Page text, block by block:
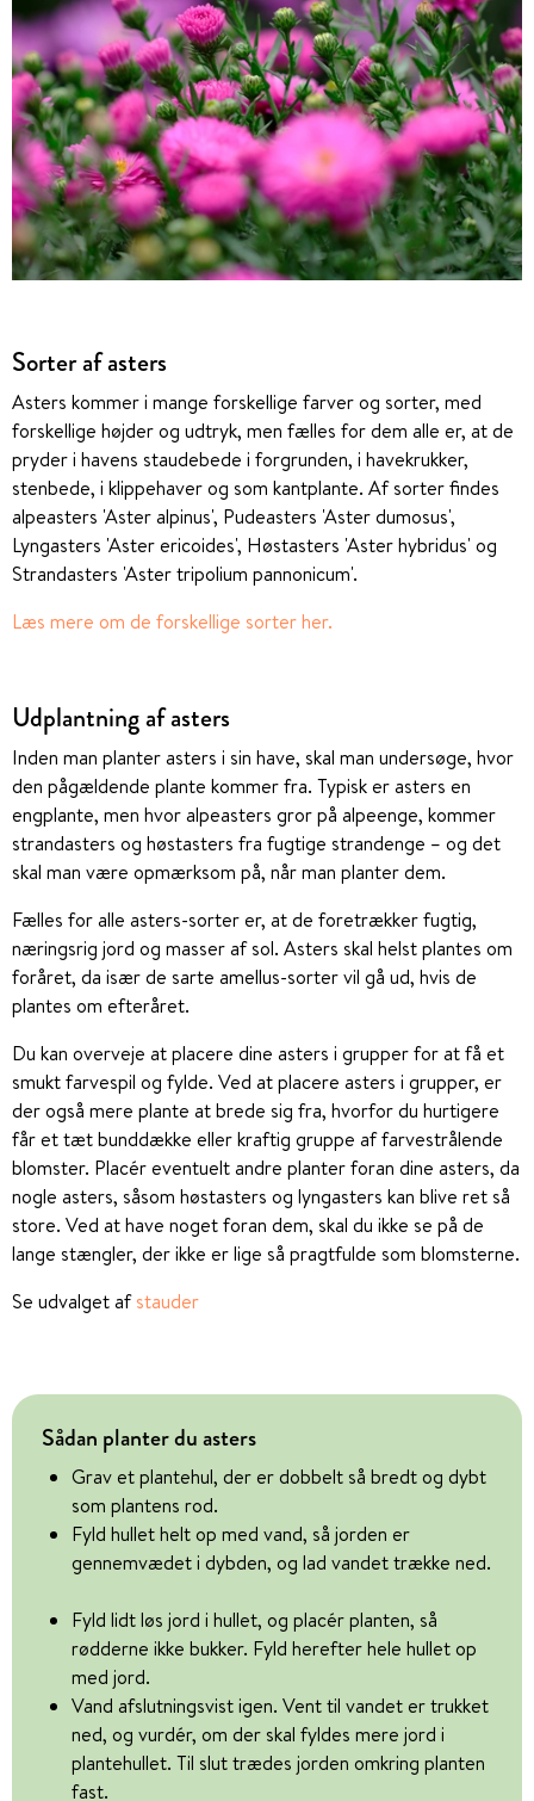
Sorter af asters
Asters kommer i mange forskellige farver og sorter, med
forskellige højder og udtryk, men fælles for dem alle er, at de
pryder i havens staudebede i forgrunden, i havekrukker,
stenbede, i klippehaver og som kantplante. Af sorter findes
alpeasters 'Aster alpinus', Pudeasters 'Aster dumosus',
Lyngasters 'Aster ericoides', Høstasters 'Aster hybridus' og
Strandasters 'Aster tripolium pannonicum'.
Læs mere om de forskellige sorter her.
Udplantning af asters
Inden man planter asters i sin have, skal man undersøge, hvor
den pågældende plante kommer fra. Typisk er asters en
engplante, men hvor alpeasters gror på alpeenge, kommer
strandasters og høstasters fra fugtige strandenge – og det
skal man være opmærksom på, når man planter dem.
Fælles for alle asters-sorter er, at de foretrækker fugtig,
næringsrig jord og masser af sol. Asters skal helst plantes om
foråret, da især de sarte amellus-sorter vil gå ud, hvis de
plantes om efteråret.
Du kan overveje at placere dine asters i grupper for at få et
smukt farvespil og fylde. Ved at placere asters i grupper, er
der også mere plante at brede sig fra, hvorfor du hurtigere
får et tæt bunddække eller kraftig gruppe af farvestrålende
blomster. Placér eventuelt andre planter foran dine asters, da
nogle asters, såsom høstasters og lyngasters kan blive ret så
store. Ved at have noget foran dem, skal du ikke se på de
lange stængler, der ikke er lige så pragtfulde som blomsterne.
Se udvalget afstauder
Sådan planter du asters
Grav et plantehul, der er dobbelt så bredt og dybt
som plantens rod.
Fyld hullet helt op med vand, så jorden er
gennemvædet i dybden, og lad vandet trække ned.
Fyld lidt løs jord i hullet, og placér planten, så
rødderne ikke bukker. Fyld herefter hele hullet op
med jord.
Vand afslutningsvist igen. Vent til vandet er trukket
ned, og vurdér, om der skal fyldes mere jord i
plantehullet. Til slut trædes jorden omkring planten
fast.